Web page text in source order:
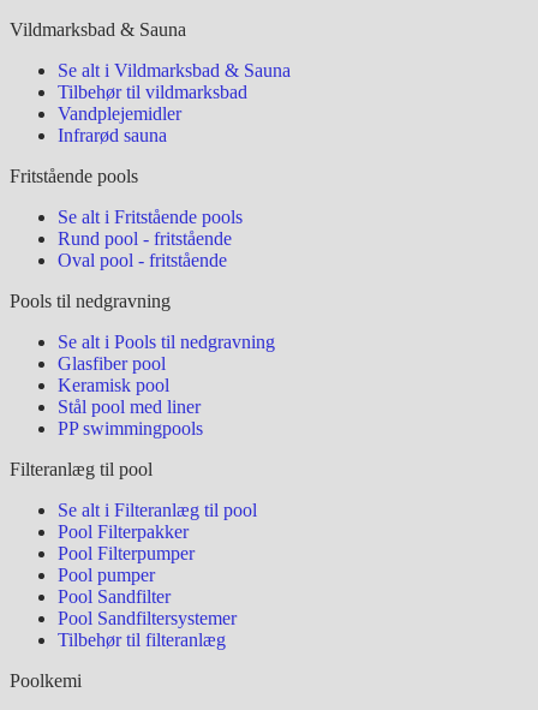
Vildmarksbad & Sauna
Se alt i Vildmarksbad & Sauna
Tilbehør til vildmarksbad
Vandplejemidler
Infrarød sauna
Fritstående pools
Se alt i Fritstående pools
Rund pool - fritstående
Oval pool - fritstående
Pools til nedgravning
Se alt i Pools til nedgravning
Glasfiber pool
Keramisk pool
Stål pool med liner
PP swimmingpools
Filteranlæg til pool
Se alt i Filteranlæg til pool
Pool Filterpakker
Pool Filterpumper
Pool pumper
Pool Sandfilter
Pool Sandfiltersystemer
Tilbehør til filteranlæg
Poolkemi